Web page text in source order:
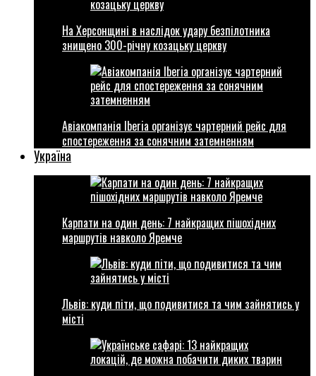
На Херсонщині в наслідок удару безпілотника
знищено 300-річну козацьку церкву
Авіакомпанія Iberia організує чартерний рейс для
спостереження за сонячним затемненням
Україна
Карпати на один день: 7 найкращих пішохідних
маршрутів навколо Яремче
Львів: куди піти, що подивитися та чим зайнятись у
місті